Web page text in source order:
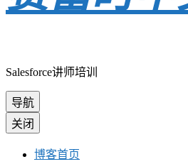
Salesforce讲师培训
导航
关闭
博客首页